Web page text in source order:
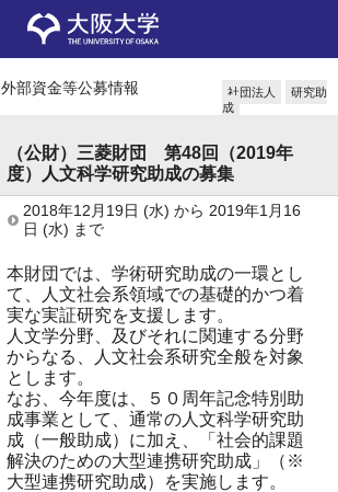
外部資金等公募情報 社団法人
研究助
成
（公財）三菱財団 第48回（2019年
度）人文科学研究助成の募集
2018年12月19日 (水) から 2019年1月16
日 (水) まで
本財団では、学術研究助成の一環とし
て、人文社会系領域での基礎的かつ着
実な実証研究を支援します。
人文学分野、及びそれに関連する分野
からなる、人文社会系研究全般を対象
とします。
なお、今年度は、５０周年記念特別助
成事業として、通常の人文科学研究助
成（一般助成）に加え、「社会的課題
解決のための大型連携研究助成」（※
大型連携研究助成）を実施します。